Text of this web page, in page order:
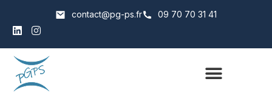
contact@pg-ps.fr 09 70 70 31 41